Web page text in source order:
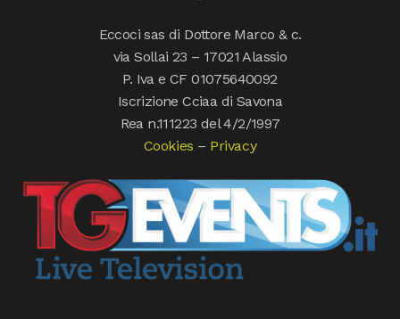
Eccoci sas di Dottore Marco & c.
via Sollai 23 – 17021 Alassio
P. Iva e CF 01075640092
Iscrizione Cciaa di Savona
Rea n.111223 del 4/2/1997
Cookies – Privacy